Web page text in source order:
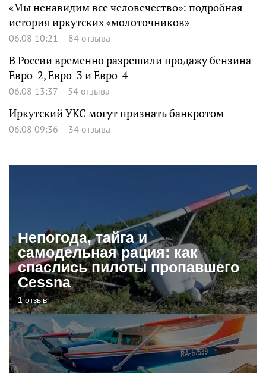
«Мы ненавидим все человечество»: подробная
история иркутских «молоточников»
06.08 10:21 84 отзыва
В России временно разрешили продажу бензина
Евро-2, Евро-3 и Евро-4
06.08 13:37 54 отзыва
Иркутский УКС могут признать банкротом
06.08 09:36 34 отзыва
Непогода, тайга и
самодельная рация: как
спаслись пилоты пропавшего
Cessna
1 отзыв